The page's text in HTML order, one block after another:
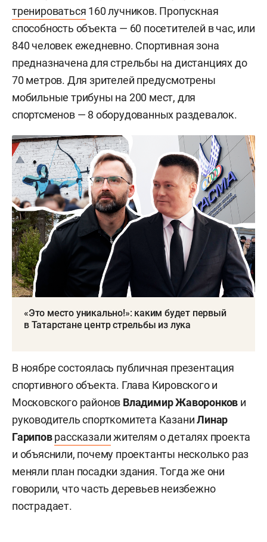
тренироваться 160 лучников. Пропускная
способность объекта — 60 посетителей в час, или
840 человек ежедневно. Спортивная зона
предназначена для стрельбы на дистанциях до
70 метров. Для зрителей предусмотрены
мобильные трибуны на 200 мест, для
спортсменов — 8 оборудованных раздевалок.
«Это место уникально!»: каким будет первый
в Татарстане центр стрельбы из лука
В ноябре состоялась публичная презентация
спортивного объекта. Глава Кировского и
Московского районов Владимир Жаворонков и
руководитель спорткомитета КазаниЛинар
Гарипов рассказалижителям о деталях проекта
и объяснили, почему проектанты несколько раз
меняли план посадки здания. Тогда же они
говорили, что часть деревьев неизбежно
пострадает.